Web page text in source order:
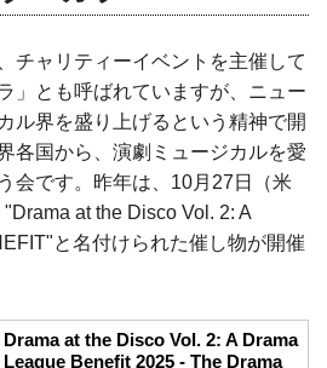
チャリティーイベントを主催して
」とも呼ばれていますが、ニュー
ル界を盛り上げるという精神で開
各国から、演劇ミュージカルを愛
会です。昨年は、10月27日（米
at the Disco Vol. 2: A
と名付けられた催し物が開催
Drama at the Disco Vol. 2: A Drama
League Benefit 2025 - The Drama